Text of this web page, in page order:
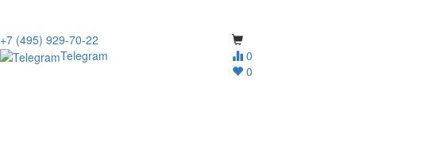
0
0
+7 (495) 929-70-22
Telegram